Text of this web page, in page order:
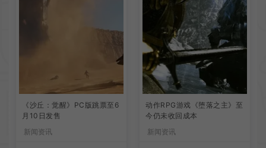
《沙丘：觉醒》PC版跳票至6
月10日发售
新闻资讯
动作RPG游戏《堕落之主》至
今仍未收回成本
新闻资讯